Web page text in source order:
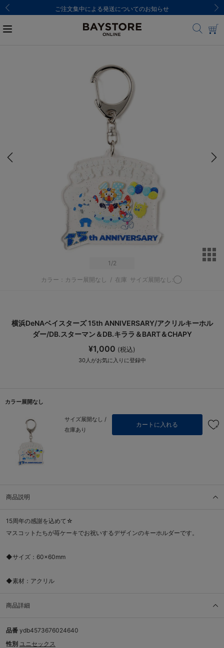
ご注文集中による発送についてのお知らせ
1 /2
カラー：カラー展開なし / 在庫 サイズ展開なし:◯
横浜DeNAベイスターズ 15th ANNIVERSARY/アクリルキーホル
ダー/DB.スターマン＆DB.キララ＆BART＆CHAPY
¥1,000 (税込)
30 人がお気に入りに登録中
カラー展開なし
サイズ展開なし /
在庫あり
カートに入れる
商品説明
15周年の感謝を込めて☆
マスコットたちが苺ケーキでお祝いするデザインのキーホルダーです。
◆サイズ：60×60mm
◆素材：アクリル
商品詳細
品番 ydb4573676024640
性別 ユニセックス